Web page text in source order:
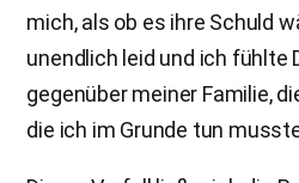
mich, als ob es ihre Schuld
unendlich leid und ich fühlte
gegenüber meiner Familie,
die ich im Grunde tun